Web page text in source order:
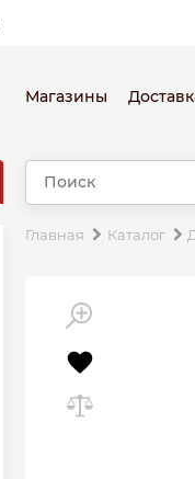
Магазины
Главная Каталог